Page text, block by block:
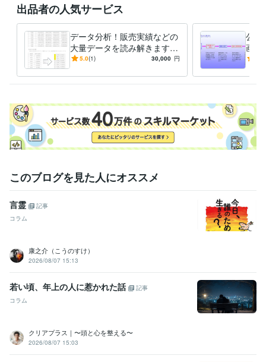
出品者の人気サービス
データ分析！販売実績などの
大量データを読み解きます
データはいつも語りかけてい
だけです
5.0(1) 30,000 円
公募
画書
約書
このブログを見た人にオススメ
言霊
記事
コラム
康之介（こうのすけ）
2026/08/07 15:13
若い頃、年上の人に惹かれた話
記事
コラム
クリアプラス｜〜頭と心を整える〜
2026/08/07 15:03